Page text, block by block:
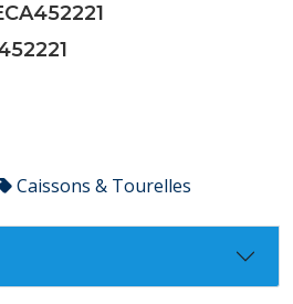
Caissons & Tourelles